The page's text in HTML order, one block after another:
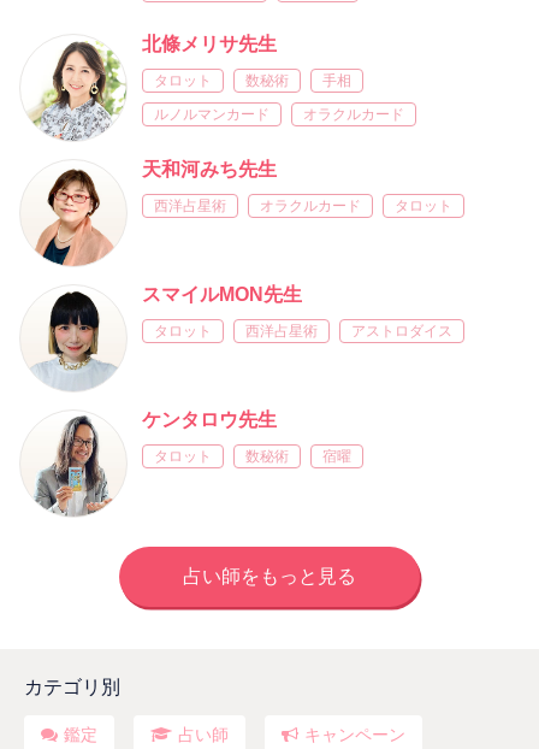
北條メリサ先生
タロット 数秘術
手相
ルノルマンカード
オラクルカード
天和河みち先生
西洋占星術 オラクルカード タロット
スマイルMON先生
タロット 西洋占星術 アストロダイス
ケンタロウ先生
タロット 数秘術 宿曜
占い師をもっと見る
カテゴリ別
鑑定 占い師 キャンペーン